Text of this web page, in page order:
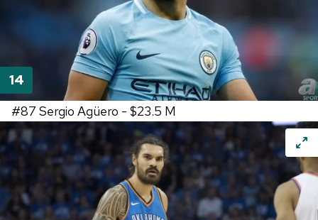
Metnimizi
ziyaret edebilirsiniz.
6698 sayılı Kişisel Verilerin Korunması Kanunu uyarınca
hazırlanmış Aydınlatma Metnimizi okumak ve sitemizde
ilgili mevzuata uygun olarak kullanılan çerezlerle ilgili bilgi
almak için lütfentıklayınız.
#87 Sergio Agüero - $23.5 M